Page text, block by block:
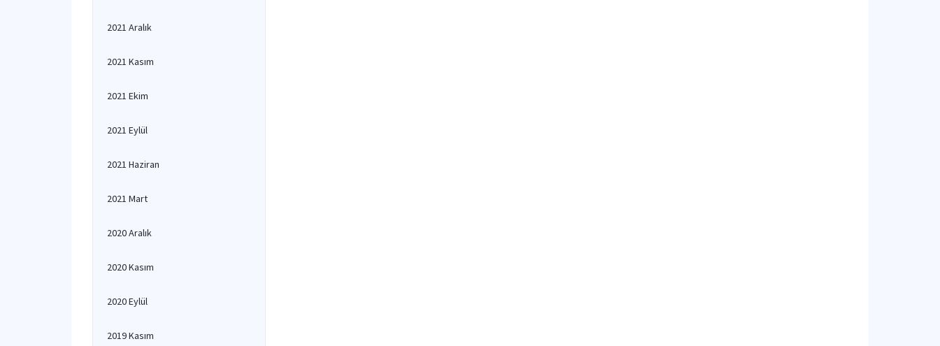
2021 Aralık
2021 Kasım
2021 Ekim
2021 Eylül
2021 Haziran
2021 Mart
2020 Aralık
2020 Kasım
2020 Eylül
2019 Kasım